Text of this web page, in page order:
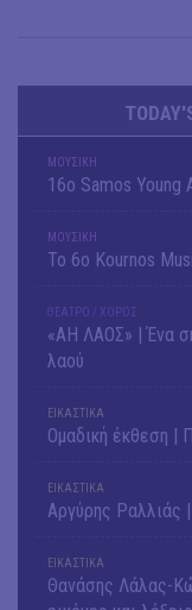
ΜΟΥΣΙΚΗ
16o Samos Young
ΜΟΥΣΙΚΗ
Το 6ο Kournos
ΘΕΑΤΡΟ / ΧΟΡΟΣ
«ΑΗ ΛΑΟΣ» | Ένα
λαού
ΕΙΚΑΣΤΙΚΑ
Ομαδική έκθεση |
ΕΙΚΑΣΤΙΚΑ
Αργύρης Ραλλιάς |
ΕΙΚΑΣΤΙΚΑ
Θανάσης Λάλας-